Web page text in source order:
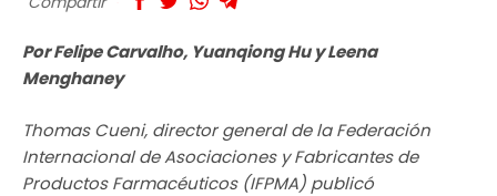
Por Felipe Carvalho, Yuanqiong Hu y Leena
Menghaney
Thomas Cueni, director general de la Federación
Internacional de Asociaciones y Fabricantes de
Productos Farmacéuticos (IFPMA) publicó